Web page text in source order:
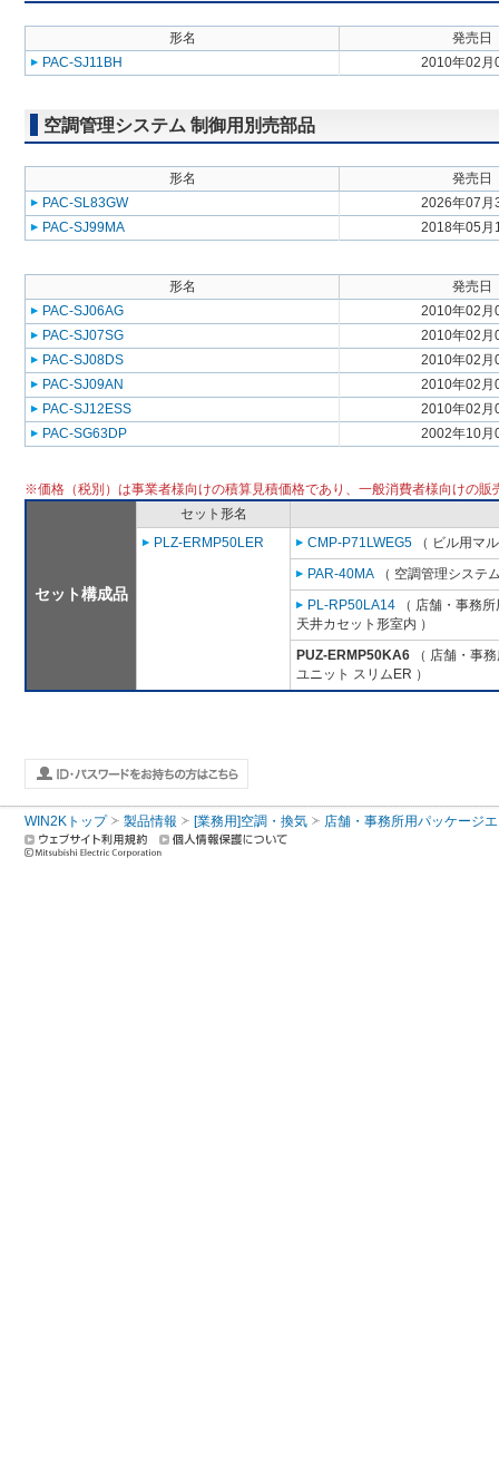
形名
発売日
PAC-SJ11BH
2010年02月
空調管理システム 制御用別売部品
形名
発売日
PAC-SL83GW
2026年07月
PAC-SJ99MA
2018年05月
形名
発売日
PAC-SJ06AG
2010年02月
PAC-SJ07SG
2010年02月
PAC-SJ08DS
2010年02月
PAC-SJ09AN
2010年02月
PAC-SJ12ESS
2010年02月
PAC-SG63DP
2002年10月
※価格（税別）は事業者様向けの積算見積価格であり、一般消費者様向けの販
セット構成品
セット形名
PLZ-ERMP50LER
CMP-P71LWEG5 （ ビル用マ
PAR-40MA （ 空調管理システ
PL-RP50LA14 （ 店舗・事務
天井カセット形室内 ）
PUZ-ERMP50KA6 （ 店舗・事
ユニット スリムER ）
WIN2Kトップ 製品情報 [業務用]空調・換気 店舗・事務所用パッケージ